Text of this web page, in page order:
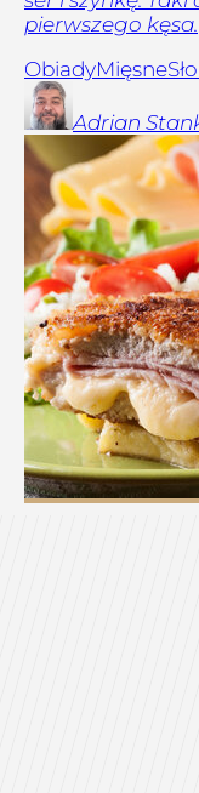
pierwszego kęsa.
ObiadyMięsne
Adrian